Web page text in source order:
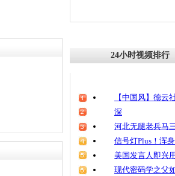
24小时视频排行
【中国风】德云
深
河北无腿老兵马
信号灯Plus！浑
美国发言人即兴
现代密码学之父